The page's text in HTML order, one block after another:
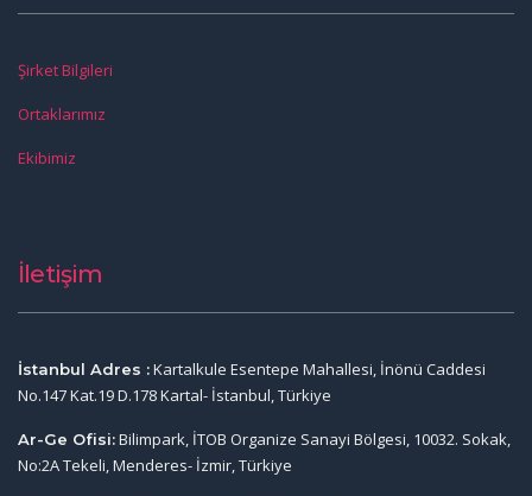
Şirket Bilgileri
Ortaklarımız
Ekibimiz
İletişim
İstanbul Adres :Kartalkule Esentepe Mahallesi, İnönü Caddesi
No.147 Kat.19 D.178 Kartal- İstanbul, Türkiye
Ar-Ge Ofisi:Bilimpark, İTOB Organize Sanayi Bölgesi, 10032. Sokak,
No:2A Tekeli, Menderes- İzmir, Türkiye